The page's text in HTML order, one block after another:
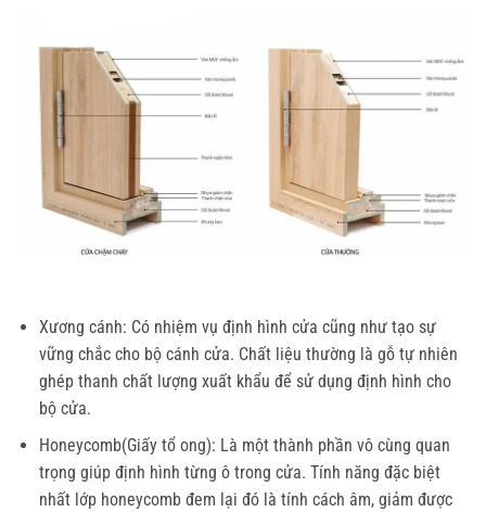
Xương cánh: Có nhiệm vụ định hình cửa cũng như tạo sự
vững chắc cho bộ cánh cửa. Chất liệu thường là gỗ tự nhiên
ghép thanh chất lượng xuất khẩu để sử dụng định hình cho
bộ cửa.
Honeycomb(Giấy tổ ong): Là một thành phần vô cùng quan
trọng giúp định hình từng ô trong cửa. Tính năng đặc biệt
nhất lớp honeycomb đem lại đó là tính cách âm, giảm được